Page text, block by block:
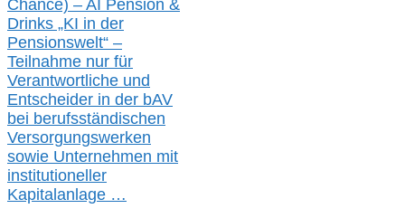
Chance) – AI Pension &
Drinks „KI in der
Pensionswelt“ –
Teilnahme nur für
Verantwortliche und
Entscheider in der bAV
bei berufsständischen
Versorgungswerken
sowie Unternehmen mit
institutioneller
Kapitalanlage …